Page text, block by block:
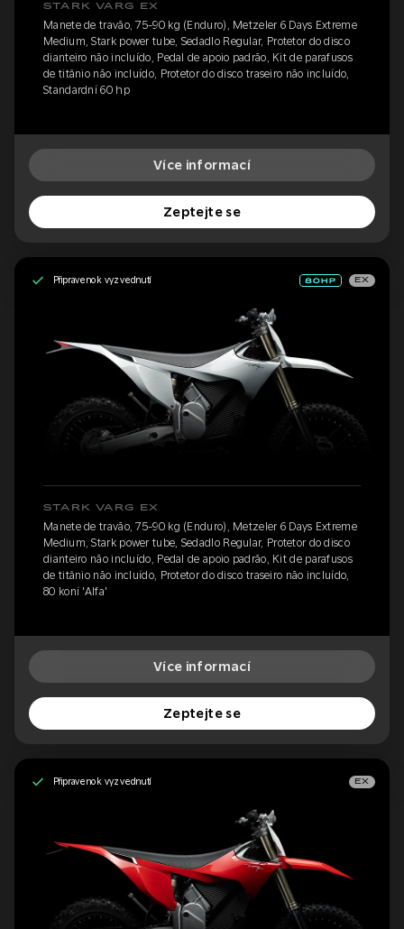
STARK VARG EX
Manete de travão, 75-90 kg (Enduro), Metzeler 6 Days Extreme
Medium, Stark power tube, Sedadlo Regular, Protetor do disco
dianteiro não incluído, Pedal de apoio padrão, Kit de parafusos
de titânio não incluído, Protetor do disco traseiro não incluído,
Standardní 60 hp
Více informací
Zeptejte se
Připraveno k vyzvednutí EX
STARK VARG EX
Manete de travão, 75-90 kg (Enduro), Metzeler 6 Days Extreme
Medium, Stark power tube, Sedadlo Regular, Protetor do disco
dianteiro não incluído, Pedal de apoio padrão, Kit de parafusos
de titânio não incluído, Protetor do disco traseiro não incluído,
80 koní 'Alfa'
Více informací
Zeptejte se
Připraveno k vyzvednutí EX